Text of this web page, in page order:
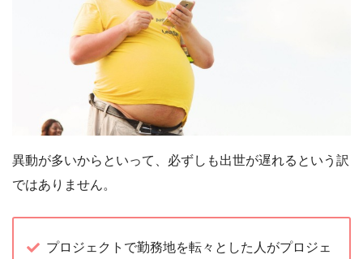
異動が多いからといって、必ずしも出世が遅れるという訳
ではありません。
プロジェクトで勤務地を転々とした人がプロジェ